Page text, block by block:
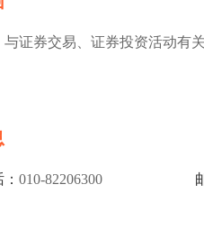
证券交易、证券投资活动有
010-82206300